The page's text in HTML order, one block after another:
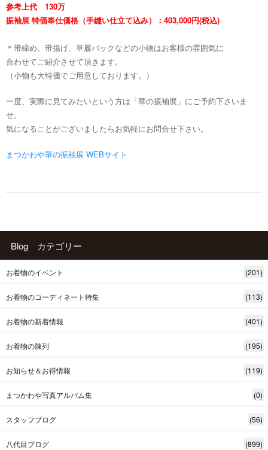
参考上代 130万
振袖展 特価奉仕価格（手縫い仕立て込み）：403,000円(税込)
＊帯締め、帯揚げ、草履バックなどの小物はお客様の雰囲気に
合わせてご紹介させて頂きます。
（小物も大特価でご用意しております。）
一度、実際に見てみたいという方は「華の振袖展」にご予約下さいま
せ。
気になることがございましたらお気軽にお問合せ下さい。
まつかわや華の振袖展 WEBサイト
Blog カテゴリー
お着物のイベント (201)
お着物のコーディネート特集 (113)
お着物の新着情報 (401)
お着物の陳列 (195)
お知らせ＆お得情報 (119)
まつかわや写真アルバム集 (0)
スタッフブログ (56)
八代目ブログ (899)